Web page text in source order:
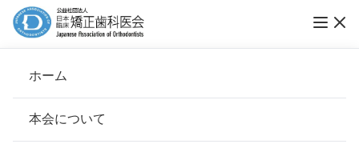
ホーム
本会について
トレンドウォッチvol.4「ブレスマ受賞者トー
ク」を掲載
トレンドウォッチ